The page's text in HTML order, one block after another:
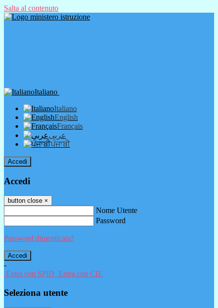
Salta al contenuto
Italiano
Italiano
English
Français
عربى
ਪੰਜਾਬੀ
Accedi
Accedi
button close ×
Nome Utente
Password
Password dimenticata?
-
Entra con SPID Entra con CIE
Seleziona utente